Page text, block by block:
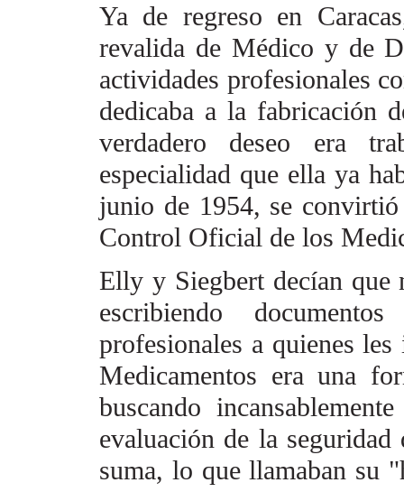
Ya de regreso en
revalida de Médico y de
actividades profesionales
dedicaba a la fabricación
verdadero deseo era
especialidad que ella ya
junio de 1954, se convirtió
Control Oficial de los
Elly y Siegbert decían que
escribiendo
profesionales a quienes
Medicamentos era una
buscando
evaluación de la seguridad
suma, lo que llamaban su